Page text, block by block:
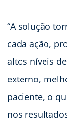
“A solução
cada ação,
altos níveis
externo,
paciente, o
nos